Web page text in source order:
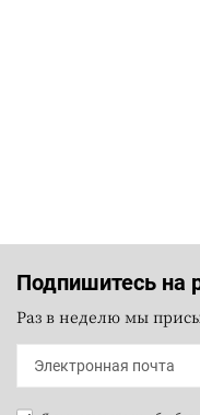
Подпишитесь на
Раз в неделю мы